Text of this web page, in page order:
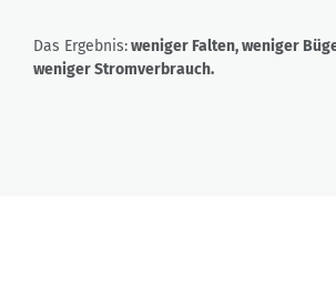
Das Ergebnis:weniger Falten, weniger
weniger Stromverbrauch.